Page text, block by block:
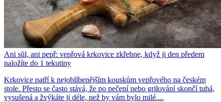
Ani sůl, ani pepř: vepřová krkovice zkřehne, když ji den předem
naložíte do 1 tekutiny
Krkovice patří k nejoblíbenějším kouskům vepřového na českém
stole. Přesto se často stává, že po pečení nebo grilování skončí tuhá,
vysušená a žvýkáte ji déle, než by vám bylo milé....